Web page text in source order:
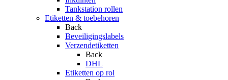
Tankstation rollen
Etiketten & toebehoren
Back
Beveiligingslabels
Verzendetiketten
Back
DHL
Etiketten op rol